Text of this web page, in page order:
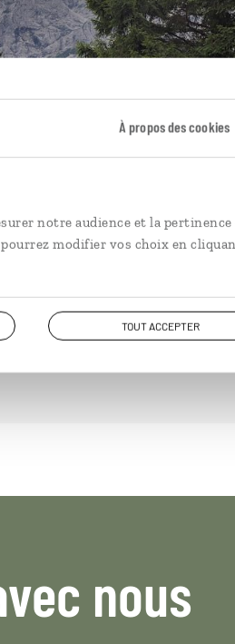
À propos des cookies
notre audience et la pertinence
modifier vos choix en
TOUT ACCEPTER
nous